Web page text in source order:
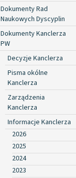
Dokumenty Rad
Naukowych Dyscyplin
Dokumenty Kanclerza
PW
Decyzje Kanclerza
Pisma okólne
Kanclerza
Zarządzenia
Kanclerza
Informacje Kanclerza
2026
2025
2024
2023